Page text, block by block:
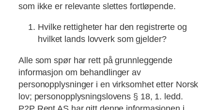
som ikke er relevante slettes fortløpende.
Hvilke rettigheter har den registrerte og
hvilket lands lovverk som gjelder?
Alle som spør har rett på grunnleggende
informasjon om behandlinger av
personopplysninger i en virksomhet etter Norsk
lov; personopplysningslovens § 18, 1. ledd.